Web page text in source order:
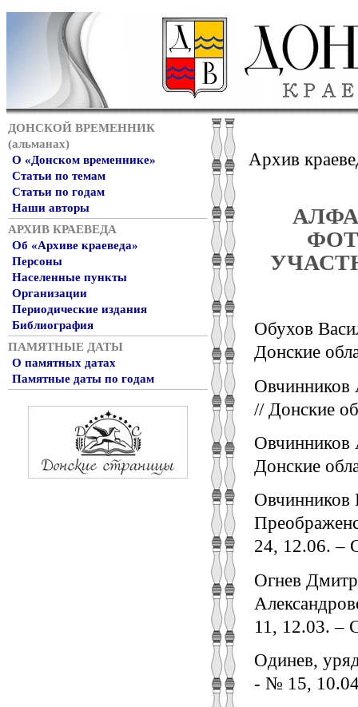
ДОНСКОЙ ВРЕМЕННИК
(альманах)
О «Донском временнике»
Статьи по темам
Статьи по годам
Наши авторы
АРХИВ КРАЕВЕДА
Об «Архиве краеведа»
Персоны
Населенные пункты
Организации
Периодические издания
Библиография
ПАМЯТНЫЕ ДАТЫ
О памятных датах
Памятные даты по годам
Архив
Обухов
Донские
Овчинников
// Донские
Овчинников
Донские
Овчинников
24, 12.06. –
Огнев
11, 12.03. –
Одинев,
- № 15,